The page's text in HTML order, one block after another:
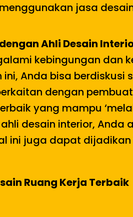
jasa
Ahli Desain
kebingungan dan
Anda bisa berdiskusi
dengan
yang mampu
desain interior,
ini juga dapat
Ruang Kerja Terbaik